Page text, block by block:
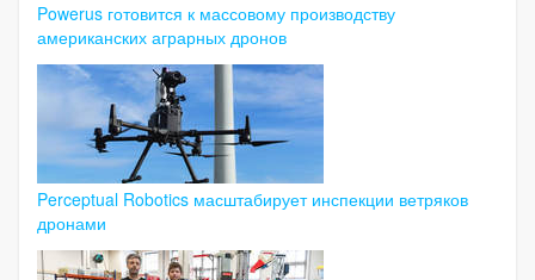
Powerus готовится к массовому производству
американских аграрных дронов
Perceptual Robotics масштабирует инспекции ветряков
дронами